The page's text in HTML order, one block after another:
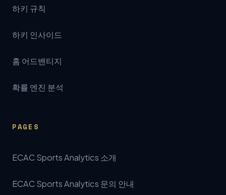
하키 규칙
하키 인사이드
홈 어드밴티지
확률 엔진 분석
PAGES
ECAC Sports Analytics 소개
ECAC Sports Analytics 문의 안내